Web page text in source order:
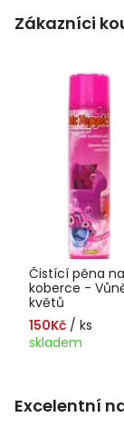
Zákazníci
Čistící pěna na
koberce -
květů
150Kč / ks
skladem
Excelentní